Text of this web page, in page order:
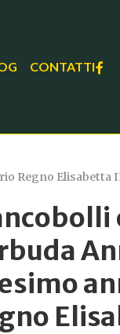
CONTATTI
Regno Elisabetta